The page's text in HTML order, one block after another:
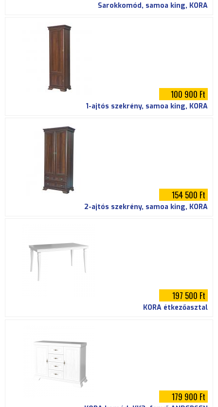
Sarokkomód, samoa king, KORA
100 900 Ft
1-ajtós szekrény, samoa king, KORA
154 500 Ft
2-ajtós szekrény, samoa king, KORA
197 500 Ft
KORA étkezőasztal
179 900 Ft